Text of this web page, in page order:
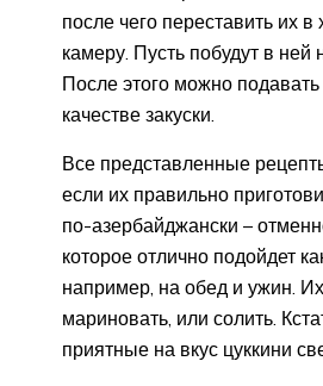
после чего переставить их
камеру. Пусть побудут в ней
После этого можно
качестве закуски.
Все представленные
если их правильно
по-азербайджански –
которое отлично подойдет
например, на обед и ужин.
мариновать, или солить.
приятные на вкус цуккини